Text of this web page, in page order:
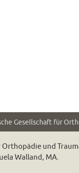
Gesellschaft für
und
Walland, MA.